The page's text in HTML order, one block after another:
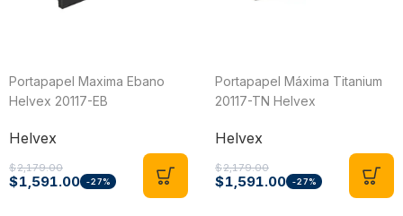
Portapapel Maxima Ebano
Helvex 20117-EB
Helvex
$2,179.00
$1,591.00 -27%
Portapapel Máxima Titanium
20117-TN Helvex
Helvex
$2,179.00
$1,591.00 -27%